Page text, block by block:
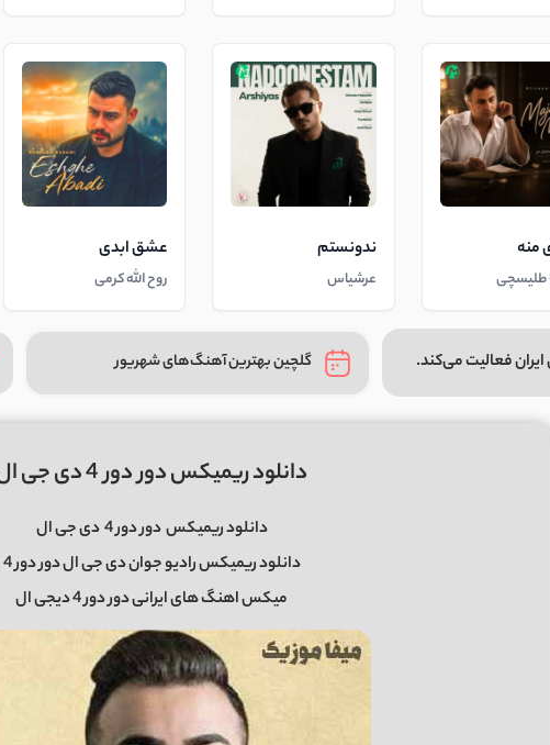
منه
طلیسچی
ندونستم
عرشیاس
عشق ابدی
روح الله کرمی
فعالیت می‌کند. گلچین بهترین آهنگ‌های شهریور
دانلود ریمیکس دور دور 4 دی جی ال
دانلود ریمیکسدور دور 4 دی جی ال
دانلود ریمیکس رادیو جوان دی جی ال دور دور 4
میکس اهنگ های ایرانی دور دور 4 دیجی ال